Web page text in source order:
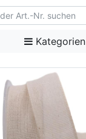
Kategorien